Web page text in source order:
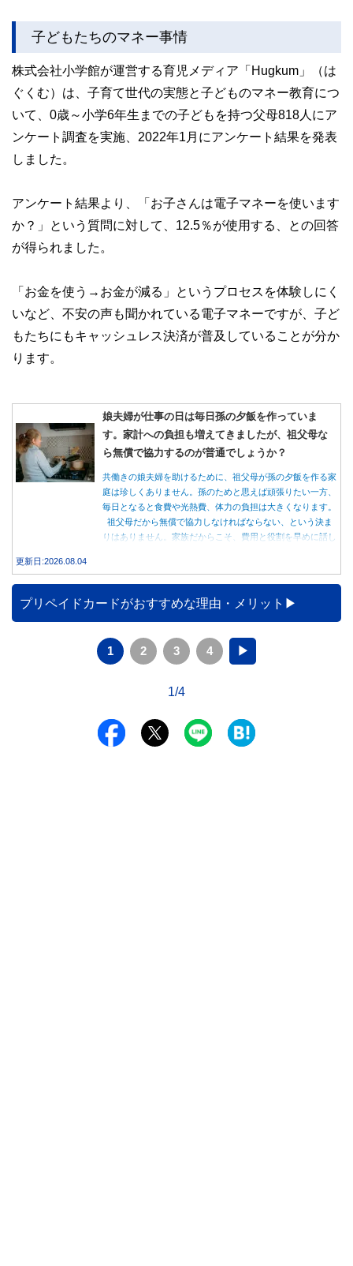
子どもたちのマネー事情
株式会社小学館が運営する育児メディア「Hugkum」（は
ぐくむ）は、子育て世代の実態と子どものマネー教育につ
いて、0歳～小学6年生までの子どもを持つ父母818人にア
ンケート調査を実施、2022年1月にアンケート結果を発表
しました。
アンケート結果より、「お子さんは電子マネーを使います
か？」という質問に対して、12.5％が使用する、との回答
が得られました。
「お金を使う→お金が減る」というプロセスを体験しにく
いなど、不安の声も聞かれている電子マネーですが、子ど
もたちにもキャッシュレス決済が普及していることが分か
ります。
娘夫婦が仕事の日は毎日孫の夕飯を作っていま
す。家計への負担も増えてきましたが、祖父母な
ら無償で協力するのが普通でしょうか？
共働きの娘夫婦を助けるために、祖父母が孫の夕飯を作る家
庭は珍しくありません。孫のためと思えば頑張りたい一方、
毎日となると食費や光熱費、体力の負担は大きくなります。
祖父母だから無償で協力しなければならない、という決ま
りはありません。家族だからこそ、費用と役割を早めに話し
更新日:2026.08.04
プリペイドカードがおすすめな理由・メリット
1 2 3 4 ▶
1/4